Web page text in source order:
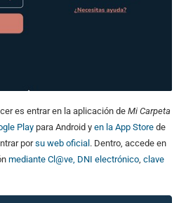
es entrar en la aplicación de Mi Carpeta
Play para Android y en la App Store de
porsu web oficial. Dentro, accede en
mediante Cl@ve, DNI electrónico clave